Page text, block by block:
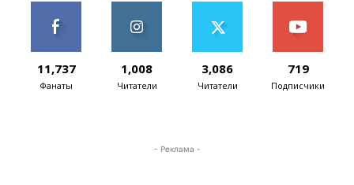
11,737
Фанаты
1,008
Читатели
3,086
Читатели
719
Подписчики
- Реклама -